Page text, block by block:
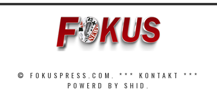
© FOKUSPRESS.COM. *** KONTAKT
***
POWERD BY SHID.